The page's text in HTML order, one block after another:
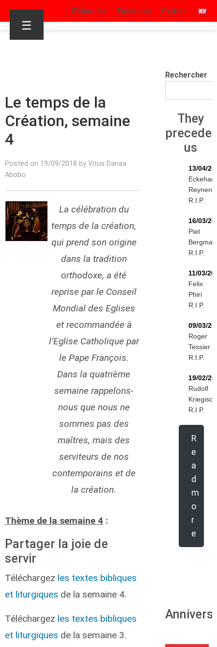
S’identifier Facebook Youtube
☰
Le temps de la
Création, semaine
4
Posted on 19/09/2018 by Vitus Danaa
Abobo
La célébration du
temps de la création,
qui prend son origine
dans la tradition
orthodoxe, a été
reprise par le Conseil
Mondial des Eglises
et recommandée à
l’Eglise Catholique par
le Pape François.
Dans la quatrième
semaine rappelons-
nous que nous ne
sommes pas des
maîtres, mais des
serviteurs de nos
contemporains et de
la création.
Thème de la semaine 4 :
Partager la joie de
servir
Téléchargez les textes bibliques
et liturgiques de la semaine 4.
Téléchargez les textes bibliques
et liturgiques de la semaine 3.
Rechercher
They
us
13/04/
Eckehard
Reynen
R.I.P.
16/03/
Piet
R.I.P.
11/03/
Felix
Phiri
R.I.P.
09/03/
Roger
Tessier
R.I.P.
19/02/
Rudolf
Kriegisch
R.I.P.
R
e
a
d
m
o
r
e